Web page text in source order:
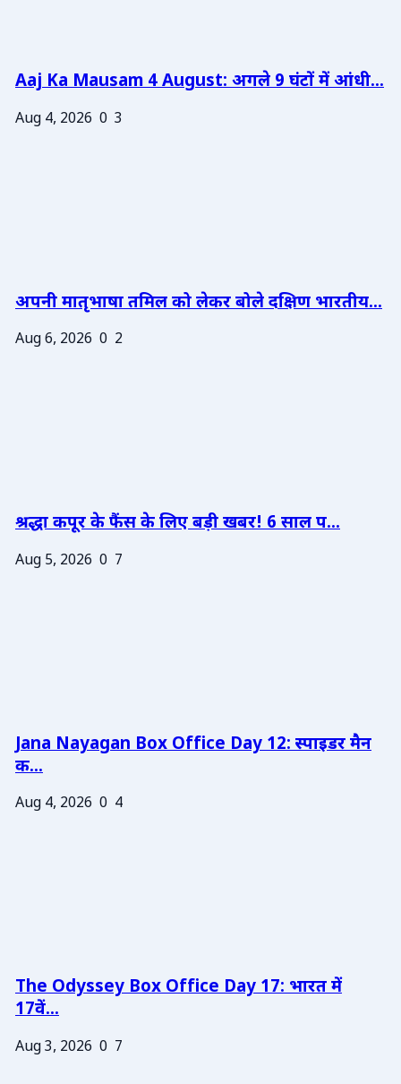
Aaj Ka Mausam 4 August: अगले 9 घंटों में आंधी...
Aug 4, 2026 0 3
अपनी मातृभाषा तमिल को लेकर बोले दक्षिण भारतीय...
Aug 6, 2026 0 2
श्रद्धा कपूर के फैंस के लिए बड़ी खबर! 6 साल प...
Aug 5, 2026 0 7
Jana Nayagan Box Office Day 12: स्पाइडर मैन
क...
Aug 4, 2026 0 4
The Odyssey Box Office Day 17: भारत में
17वें...
Aug 3, 2026 0 7